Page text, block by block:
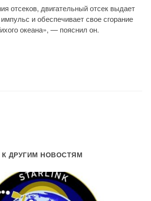
отсеков, двигательный отсек выдает
и обеспечивает свое сгорание
океана», — пояснил он.
К ДРУГИМ НОВОСТЯМ